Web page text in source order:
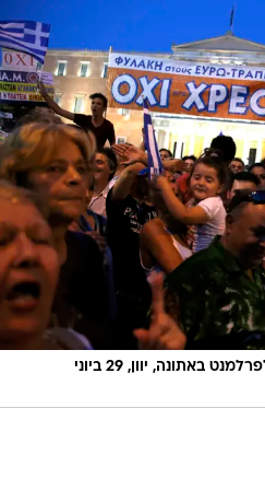
הפגנה נגד תכנית החילוץ מחוץ לפרלמנט באתונה, יוון, 29 ביוני